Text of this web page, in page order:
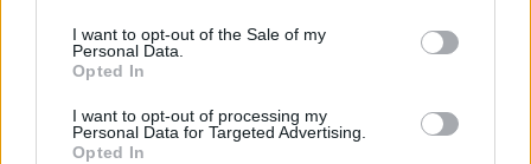
I want to opt-out of the Sale of my
Personal Data.
Opted In
I want to opt-out of processing my
Personal Data for Targeted Advertising.
Opted In
Csökkenti Józsefváros az üresen álló lakásállományát